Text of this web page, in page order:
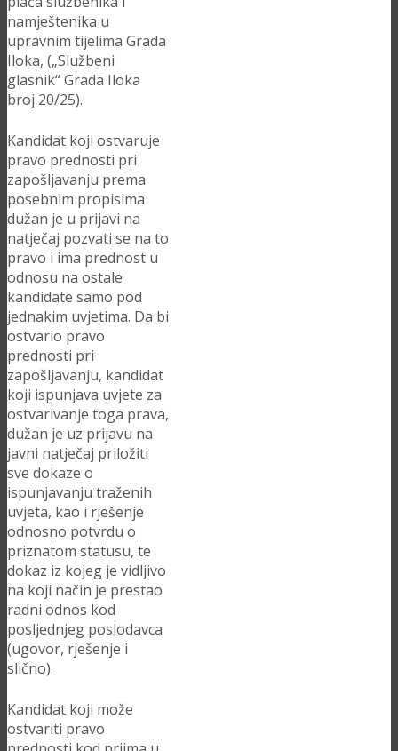
namještenika u
upravnim tijelima Grada
Iloka, („Službeni
glasnik“ Grada Iloka
broj 20/25).
Kandidat koji ostvaruje
pravo prednosti pri
zapošljavanju prema
posebnim propisima
dužan je u prijavi na
natječaj pozvati se na to
pravo i ima prednost u
odnosu na ostale
kandidate samo pod
jednakim uvjetima. Da bi
ostvario pravo
prednosti pri
zapošljavanju, kandidat
koji ispunjava uvjete za
ostvarivanje toga prava,
dužan je uz prijavu na
javni natječaj priložiti
sve dokaze o
ispunjavanju traženih
uvjeta, kao i rješenje
odnosno potvrdu o
priznatom statusu, te
dokaz iz kojeg je vidljivo
na koji način je prestao
radni odnos kod
posljednjeg poslodavca
(ugovor, rješenje i
slično).
Kandidat koji može
ostvariti pravo